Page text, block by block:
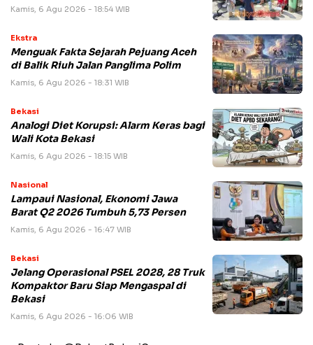
Kamis, 6 Agu 2026 - 18:54 WIB
Ekstra
Menguak Fakta Sejarah Pejuang Aceh
di Balik Riuh Jalan Panglima Polim
Kamis, 6 Agu 2026 - 18:31 WIB
Bekasi
Analogi Diet Korupsi: Alarm Keras bagi
Wali Kota Bekasi
Kamis, 6 Agu 2026 - 18:15 WIB
Nasional
Lampaui Nasional, Ekonomi Jawa
Barat Q2 2026 Tumbuh 5,73 Persen
Kamis, 6 Agu 2026 - 16:47 WIB
Bekasi
Jelang Operasional PSEL 2028, 28 Truk
Kompaktor Baru Siap Mengaspal di
Bekasi
Kamis, 6 Agu 2026 - 16:06 WIB